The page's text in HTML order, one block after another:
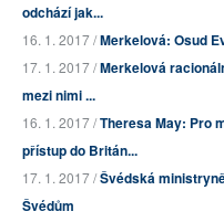
odchází jak...
16. 1. 2017 /Merkelová: Osud
17. 1. 2017 /Merkelová
mezi nimi ...
16. 1. 2017 /Theresa May: Pro
přístup do Britán...
17. 1. 2017 /Švédská
Švédům